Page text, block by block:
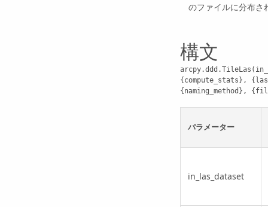
のファイルに分布さ
構文
{compute_stats},
{naming_method},
パラメーター
in_las_dataset